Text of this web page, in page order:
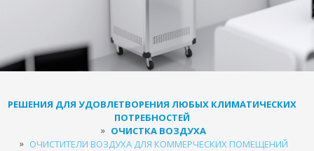
РЕШЕНИЯ ДЛЯ УДОВЛЕТВОРЕНИЯ ЛЮБЫХ КЛИМАТИЧЕСКИХ
ПОТРЕБНОСТЕЙ
ОЧИСТКА ВОЗДУХА
ОЧИСТИТЕЛИ ВОЗДУХА ДЛЯ КОММЕРЧЕСКИХ ПОМЕЩЕНИЙ